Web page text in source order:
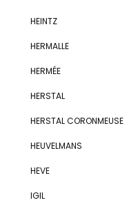
HEINTZ
HERMALLE
HERMÉE
HERSTAL
HERSTAL CORONMEUSE
HEUVELMANS
HEVE
IGIL